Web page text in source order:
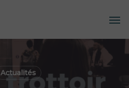
Actualités